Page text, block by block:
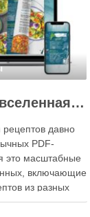
Кулинарная вселенная в цифре: топ-3 самых больших электронных книг рецептов
рецептов давно
PDF-
это масштабные
включающие
из разных